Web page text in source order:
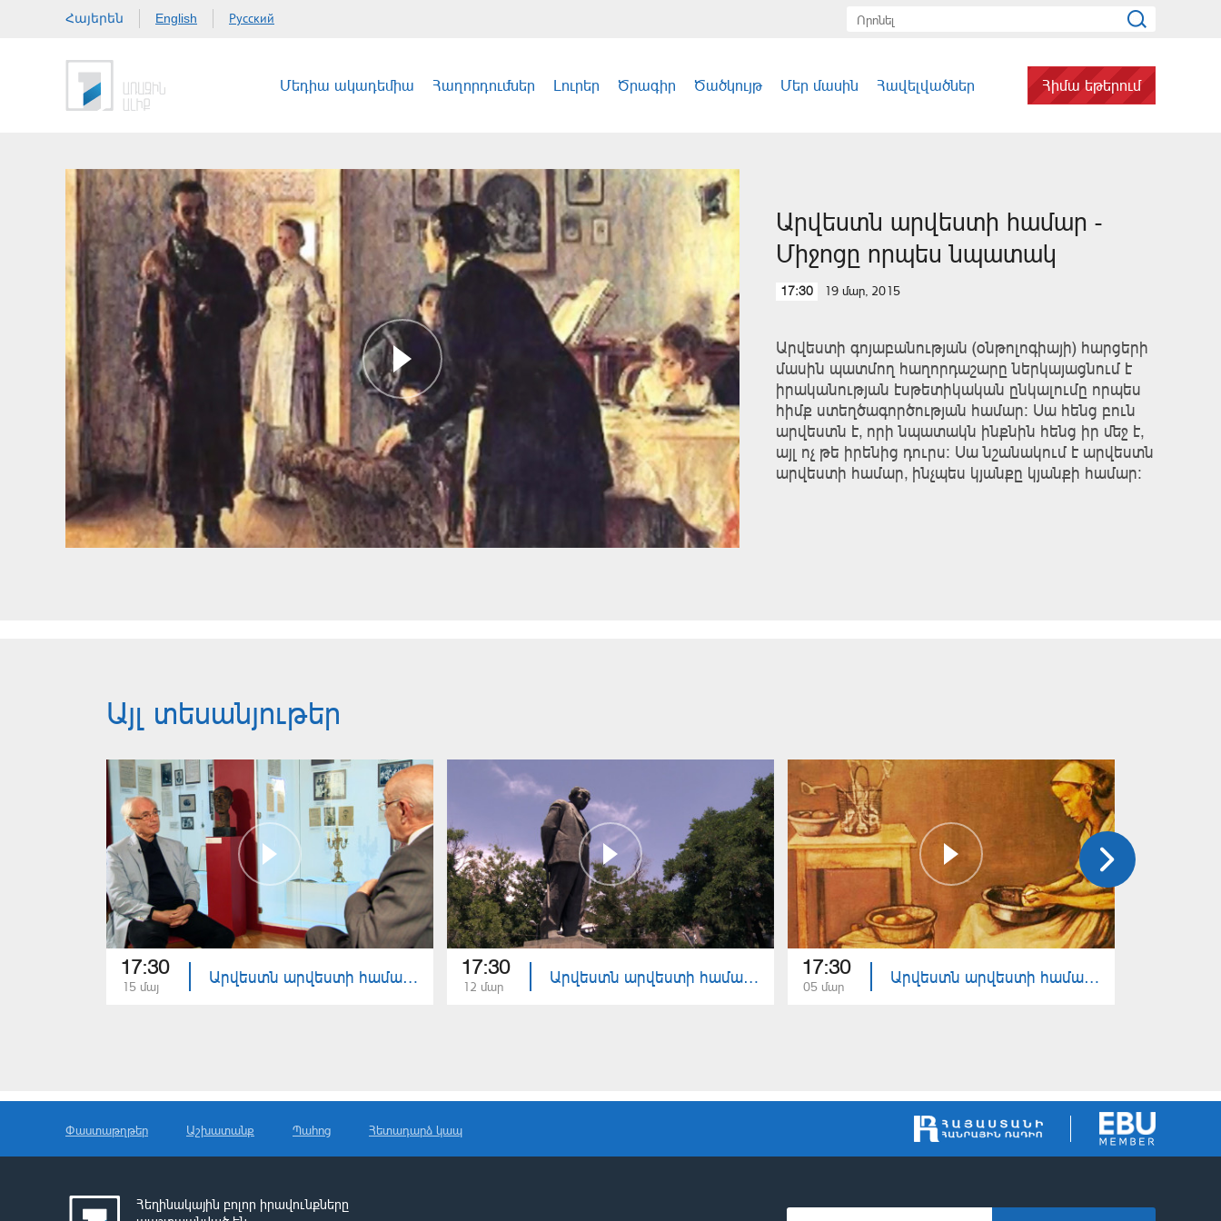
Հայերեն English Русский
Մեդիա ակադեմիա Հաղորդումներ Լուրեր Ծրագիր Ծածկույթ Մեր մասին Հավելվածներ Հիմա եթերում
Արվեստն արվեստի համար -
Միջոցը որպես նպատակ
17:30 19 մար, 2015
Արվեստի գոյաբանության (օնթոլոգիայի) հարցերի
մասին պատմող հաղորդաշարը ներկայացնում է
իրականության էսթետիկական ընկալումը որպես
հիմք ստեղծագործության համար։ Սա հենց բուն
արվեստն է, որի նպատակն ինքնին հենց իր մեջ է,
այլ ոչ թե իրենից դուրս։ Սա նշանակում է արվեստն
արվեստի համար, ինչպես կյանքը կյանքի համար։
Այլ տեսանյութեր
17:30
15 մայ Արվեստն արվեստի համար - Տիգրան Մանսուրյանի արվեստի էսթետիկան 17:30
12 մար Արվեստն արվեստի համար - Անձի սիմվոլացում 17:30
05 մար Արվեստն արվեստի համար - Սիմվոլները արվեստում
Փաստաթղթեր Աշխատանք Պահոց Հետադարձ կապ
Հեղինակային բոլոր իրավունքները